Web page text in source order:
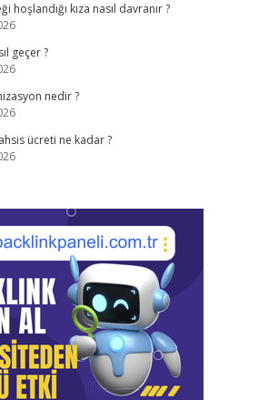
hoşlandığı kıza nasıl davranır ?
geçer ?
nedir ?
ücreti ne kadar ?